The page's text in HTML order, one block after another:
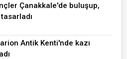
Çanakkale'de buluşup,
Antik Kenti'nde kazı